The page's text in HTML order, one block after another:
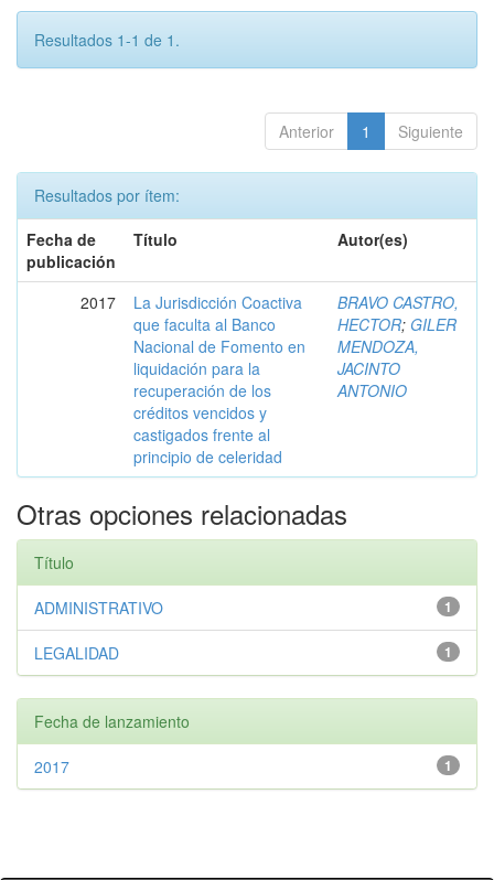
Resultados 1-1 de 1.
Anterior 1 Siguiente
Resultados por ítem:
Fecha de
publicación
Título Autor(es)
2017
La Jurisdicción Coactiva
que faculta al Banco
Nacional de Fomento en
liquidación para la
recuperación de los
créditos vencidos y
castigados frente al
principio de celeridad
BRAVO CASTRO,
HECTOR; GILER
MENDOZA,
JACINTO
ANTONIO
Otras opciones relacionadas
Título
1
ADMINISTRATIVO
1
LEGALIDAD
Fecha de lanzamiento
1
2017